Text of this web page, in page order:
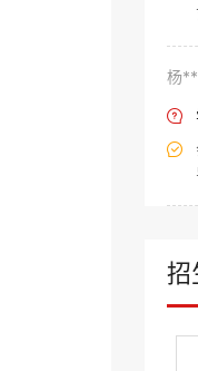
杨**


招